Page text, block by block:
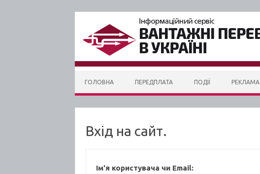
ГОЛОВНА ПЕРЕДПЛАТА ПОДІЇ РЕКЛАМА
Вхід на сайт.
Ім'я користувача чи Email: